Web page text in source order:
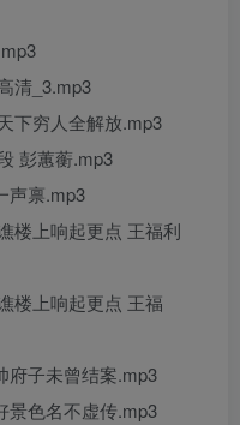
清_3.mp3
下穷人全解放.mp3
彭蕙蘅.mp3
声禀.mp3
楼上响起更点 王福利
楼上响起更点 王福
府子未曾结案.mp3
景色名不虚传.mp3